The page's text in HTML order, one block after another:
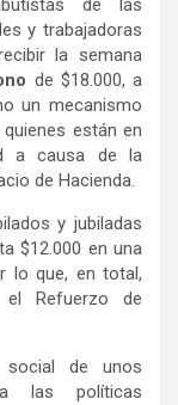
de las
y trabajadoras
la semana
de $18.000, a
un mecanismo
están en
a causa de la
de Hacienda.
y jubiladas
$12.000 en una
lo que, en total,
el Refuerzo de
social de unos
las políticas